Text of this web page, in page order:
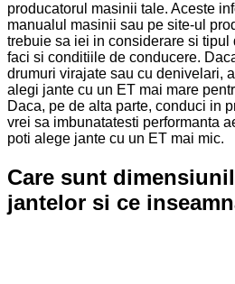
producatorul masinii tale. Aceste
manualul masinii sau pe site-ul
trebuie sa iei in considerare si tipul
faci si conditiile de conducere.
drumuri virajate sau cu denivelari,
alegi jante cu un ET mai mare
Daca, pe de alta parte, conduci in
vrei sa imbunatatesti performanta
poti alege jante cu un ET mai mic.
Care sunt
jantelor si ce